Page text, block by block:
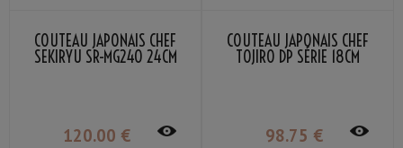
COUTEAU JAPONAIS CHEF
SEKIRYU SR-MG240 24CM
120.00 €
COUTEAU JAPONAIS CHEF
TOJIRO DP SÉRIE 18CM
98.75 €